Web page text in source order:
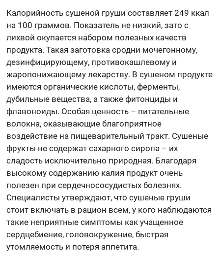
Калорийность сушеной груши составляет 249 ккал
на 100 граммов. Показатель не низкий, зато с
лихвой окупается набором полезных качеств
продукта. Такая заготовка сродни мочегонному,
дезинфицирующему, противокашлевому и
жаропонижающему лекарству. В сушеном продукте
имеются органические кислоты, ферменты,
дубильные вещества, а также фитонциды и
флавоноиды. Особая ценность – питательные
волокна, оказывающие благоприятное
воздействие на пищеварительный тракт. Сушеные
фрукты не содержат сахарного сиропа – их
сладость исключительно природная. Благодаря
высокому содержанию калия продукт очень
полезен при сердечнососудистых болезнях.
Специалисты утверждают, что сушеные груши
стоит включать в рацион всем, у кого наблюдаются
такие неприятные симптомы как учащенное
сердцебиение, головокружение, быстрая
утомляемость и потеря аппетита.